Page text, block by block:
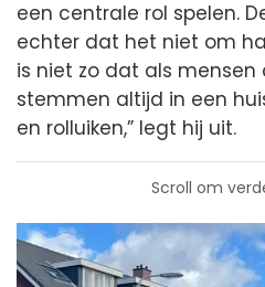
een centrale rol spelen.
echter dat het niet om
is niet zo dat als mensen
stemmen altijd in een
en rolluiken,” legt hij uit.
Scroll om